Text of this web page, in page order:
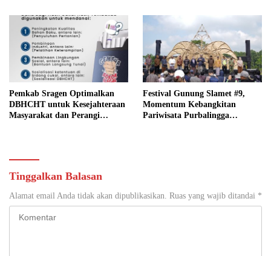
Pemkab Sragen Optimalkan
DBHCHT untuk Kesejahteraan
Masyarakat dan Perangi
Festival Gunung Slamet #9,
Momentum Kebangkitan
Pariwisata Purbalingga
Tinggalkan Balasan
Alamat email Anda tidak akan dipublikasikan. Ruas yang wajib ditandai *